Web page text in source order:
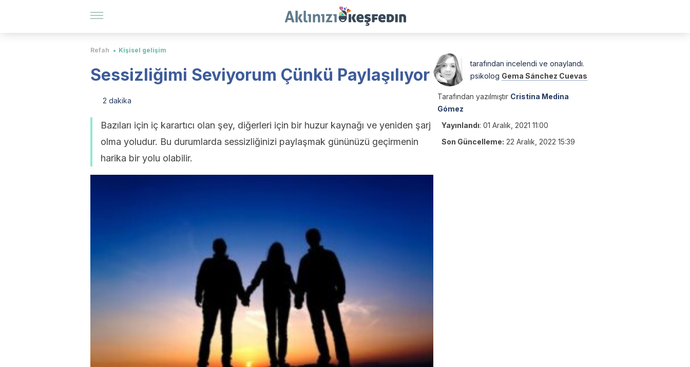
Refah Kişisel gelişim
Sessizliğimi Seviyorum Çünkü Paylaşılıyor
2 dakika
Bazıları için iç karartıcı olan şey, diğerleri için bir huzur kaynağı ve yeniden şarj
olma yoludur. Bu durumlarda sessizliğinizi paylaşmak gününüzü geçirmenin
harika bir yolu olabilir.
tarafından incelendi ve onaylandı.
psikolog Gema Sánchez Cuevas
Tarafından yazılmıştır Cristina Medina
Gómez
Yayınlandı: 01 Aralık, 2021 11:00
Son Güncelleme: 22 Aralık, 2022 15:39